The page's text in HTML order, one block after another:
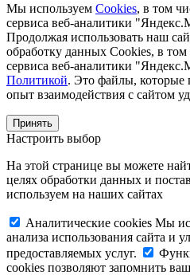
Мы используем Cookies, в том
сервиса веб-аналитики
Продолжая использовать наш
обработку данных Cookies, в
сервиса веб-аналитики
Политикой. Это файлы, которые
опыт взаимодействия с сайтом
Принять
Настроить выбор
На этой странице вы можете
целях обработки данных и
используем на наших сайтах
Аналитические cookies Мы
анализа использования сайта и
предоставляемых услуг.
cookies позволяют запомнить